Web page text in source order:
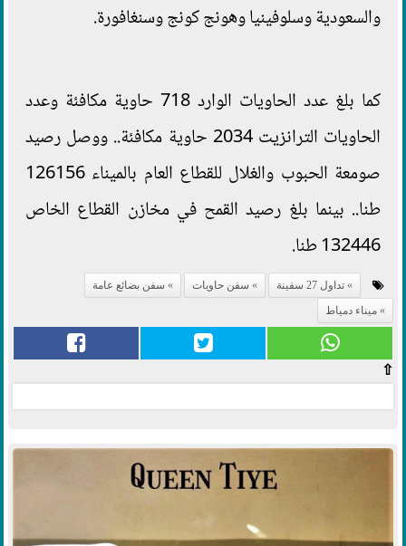
والسعودية وسلوفينيا وهونج كونج وسنغافورة.
كما بلغ عدد الحاويات الوارد 718 حاوية مكافئة وعدد
الحاويات الترانزيت 2034 حاوية مكافئة.. ووصل رصيد
صومعة الحبوب والغلال للقطاع العام بالميناء 126156
طنا.. بينما بلغ رصيد القمح في مخازن القطاع الخاص
132446 طنا.
تداول 27 سفينة سفن حاويات
سفن بضائع عامة
ميناء دمياط
⇧